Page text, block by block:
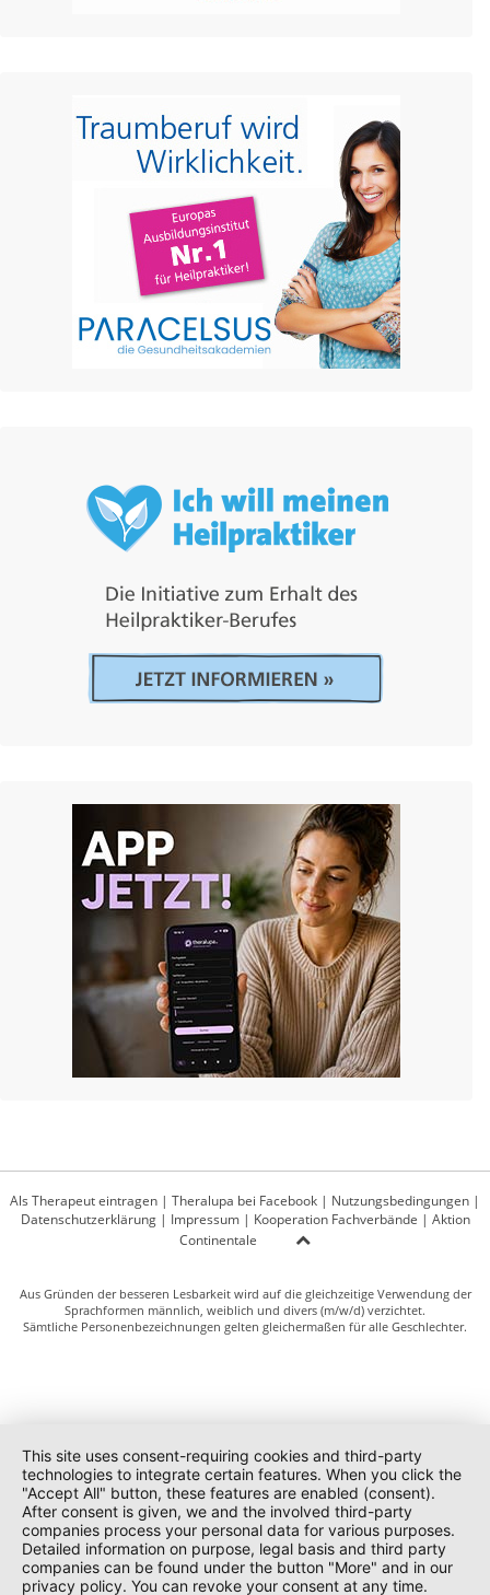
Als Therapeut eintragen | Theralupa bei Facebook | Nutzungsbedingungen |
Datenschutzerklärung| Impressum| Kooperation Fachverbände | Aktion
Continentale
Aus Gründen der besseren Lesbarkeit wird auf die gleichzeitige Verwendung der
Sprachformen männlich, weiblich und divers (m/w/d) verzichtet.
Sämtliche Personenbezeichnungen gelten gleichermaßen für alle Geschlechter.
This site uses consent-requiring cookies and third-party
technologies to integrate certain features. When you click the
"Accept All" button, these features are enabled (consent).
After consent is given, we and the involved third-party
companies process your personal data for various purposes.
Detailed information on purpose, legal basis and third party
companies can be found under the button "More" and in our
privacy policy. You can revoke your consent at any time.